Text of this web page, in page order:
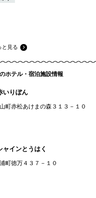
と見る
ホテル・宿泊施設情報
りぼん
町赤松あけまの森３１３－１０
インとうはく
町徳万４３７－１０